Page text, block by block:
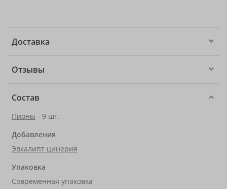
Доставка
Отзывы
Состав
Пионы - 9 шт.
Добавления
Эвкалипт цинерия
Упаковка
Современная упаковка